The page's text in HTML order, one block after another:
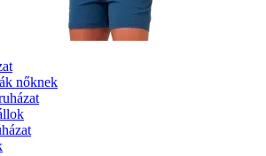
nőknek